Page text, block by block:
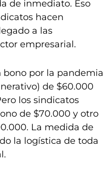
de inmediato. Eso
hacen
a las
empresarial.
por la pandemia
de $60.000
los sindicatos
de $70.000 y otro
La medida de
la logística de toda